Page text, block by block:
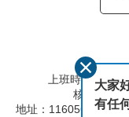
上班時間 彈性
核心上班
地址：116056 臺北市
大家
有任